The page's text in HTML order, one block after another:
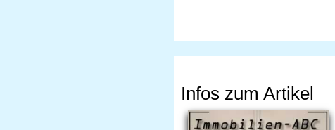
Infos zum Artikel